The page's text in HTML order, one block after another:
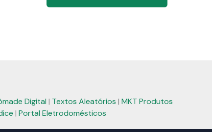
Digital | Textos Aleatórios | MKT Produtos
| Portal Eletrodomésticos